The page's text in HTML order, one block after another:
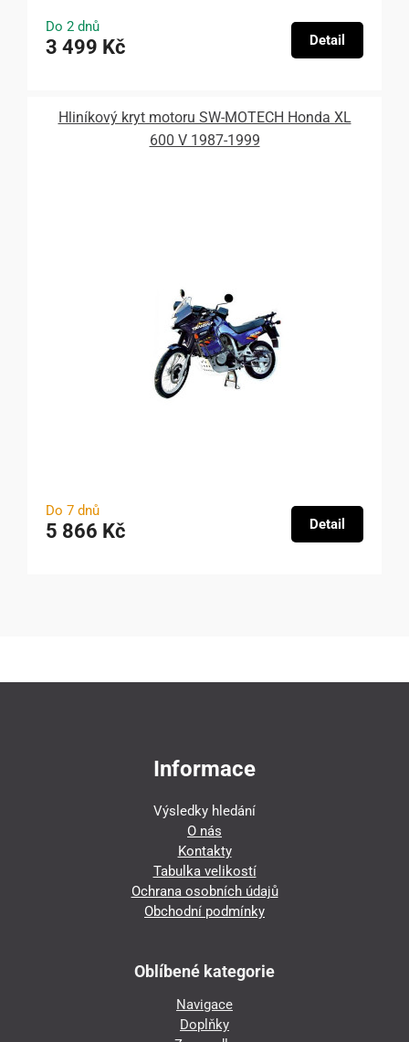
Do 2 dnů
3 499 Kč Detail
Hliníkový kryt motoru SW-MOTECH Honda XL
600 V 1987-1999
Do 7 dnů
5 866 Kč Detail
Informace
Výsledky hledání
O nás
Kontakty
Tabulka velikostí
Ochrana osobních údajů
Obchodní podmínky
Oblíbené kategorie
Navigace
Doplňky